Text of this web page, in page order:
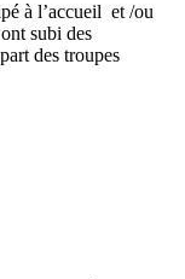
à l’accueil et /ou
subi des
des troupes